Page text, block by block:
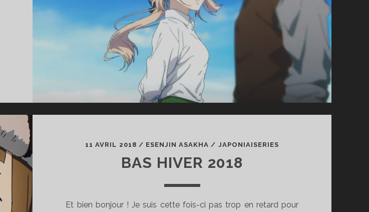
11 AVRIL 2018 / ESENJIN ASAKHA / JAPONIAISERIES
BAS HIVER 2018
Et bien bonjour ! Je suis cette fois-ci pas trop en retard pour